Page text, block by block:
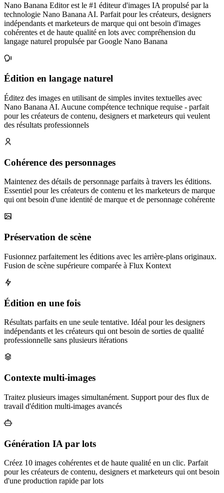
Nano Banana Editor est le #1 éditeur d'images IA propulsé par la
technologie Nano Banana AI. Parfait pour les créateurs, designers
indépendants et marketeurs de marque qui ont besoin d'images
cohérentes et de haute qualité en lots avec compréhension du
langage naturel propulsée par Google Nano Banana
Édition en langage naturel
Éditez des images en utilisant de simples invites textuelles avec
Nano Banana AI. Aucune compétence technique requise - parfait
pour les créateurs de contenu, designers et marketeurs qui veulent
des résultats professionnels
Cohérence des personnages
Maintenez des détails de personnage parfaits à travers les éditions.
Essentiel pour les créateurs de contenu et les marketeurs de marque
qui ont besoin d'une identité de marque et de personnage cohérente
Préservation de scène
Fusionnez parfaitement les éditions avec les arrière‑plans originaux.
Fusion de scène supérieure comparée à Flux Kontext
Édition en une fois
Résultats parfaits en une seule tentative. Idéal pour les designers
indépendants et les créateurs qui ont besoin de sorties de qualité
professionnelle sans plusieurs itérations
Contexte multi‑images
Traitez plusieurs images simultanément. Support pour des flux de
travail d'édition multi‑images avancés
Génération IA par lots
Créez 10 images cohérentes et de haute qualité en un clic. Parfait
pour les créateurs de contenu, designers et marketeurs qui ont besoin
d'une production rapide par lots